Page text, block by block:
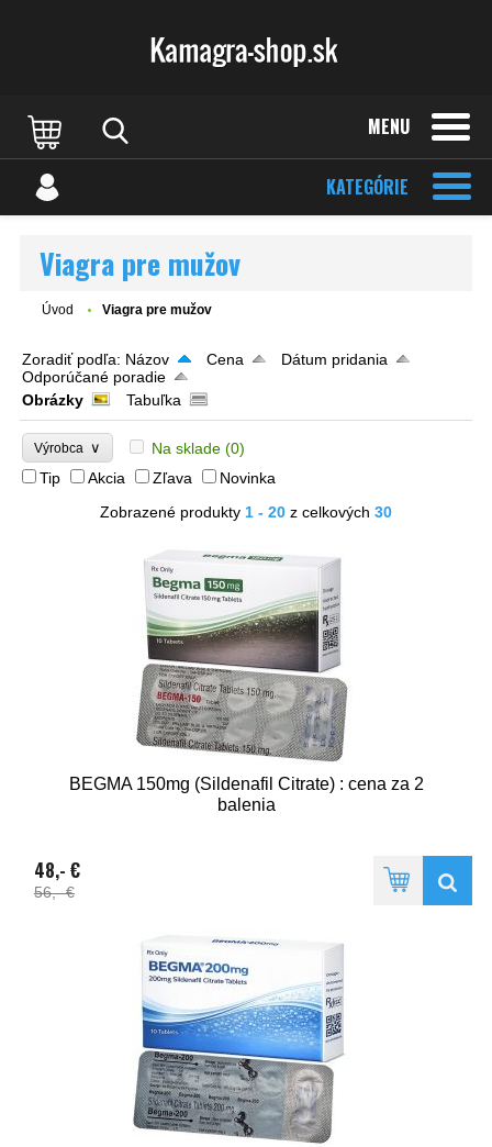
MENU
KATEGÓRIE
Viagra pre mužov
Úvod Viagra pre mužov
Zoradiť podľa: Názov Cena
Dátum pridania
Odporúčané poradie
Obrázky
Tabuľka
Výrobca ∨ Na sklade (0)
Tip
Akcia Zľava
Novinka
Zobrazené produkty 1 - 20 z celkových 30
BEGMA 150mg (Sildenafil Citrate) : cena za 2
balenia
48,- €
56,- €